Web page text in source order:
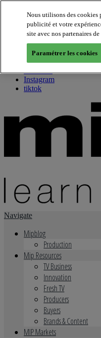
About us
Twitter
Facebook
Youtube
Instagram
tiktok
Navigate
Mipblog
Production
Mip Resources
TV Business
Innovation
Fresh TV
Producers
Buyers
Brands & Content
MIP Markets
Nous utilisons des cookies
publicité et votre
site avec nos partenaires
Paramétrer les cookies